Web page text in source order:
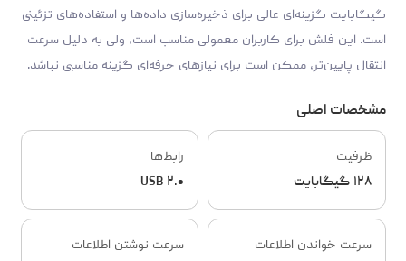
گیگابایت گزینه‌ای عالی برای ذخیره‌سازی داده‌ها و استفاده‌های تزئینی
است. این فلش برای کاربران معمولی مناسب است، ولی به دلیل سرعت
انتقال پایین‌تر، ممکن است برای نیازهای حرفه‌ای گزینه مناسبی نباشد.
مشخصات اصلی
ظرفیت
۱۲۸ گیگابایت
رابط‌ها
USB ۲.۰
سرعت خواندن اطلاعات
سرعت نوشتن اطلاعات